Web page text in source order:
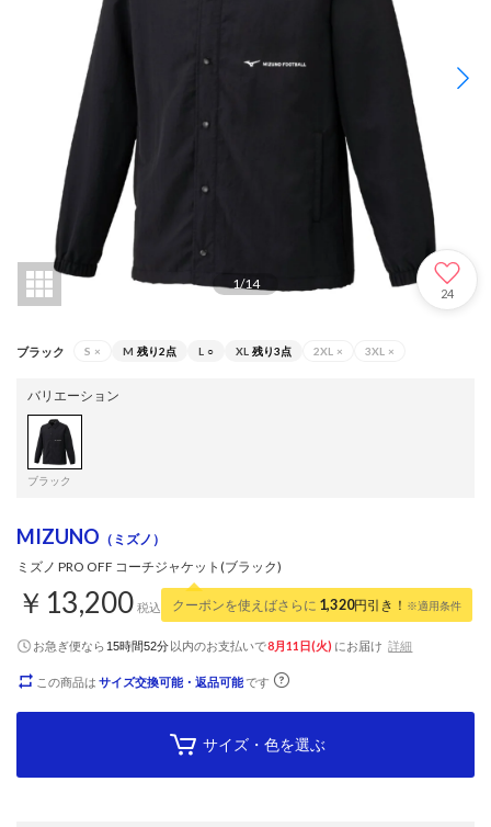
1/14
24
ブラック S × M 残り2点 L ○ XL 残り3点 2XL × 3XL ×
バリエーション
ブラック
MIZUNO （ミズノ）
ミズノ PRO OFF コーチジャケット(ブラック)
￥13,200 税込 クーポンを使えばさらに 1,320円引き！ ※適用条件
お急ぎ便なら 15時間52分以内のお支払いで8月11日(火) にお届け 詳細
この商品は サイズ交換可能・返品可能です
サイズ・色を選ぶ